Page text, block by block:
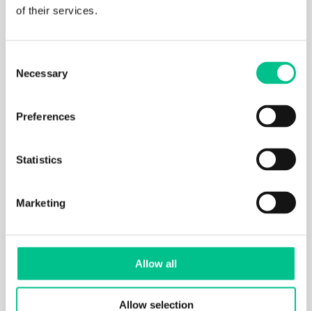
of their services.
Selection
Necessary
Preferences
Statistics
Marketing
Allow all
Allow selection
Dark web monitoring
Customer Success Manager
werkzaamheden zijn inbegrepen.
NIS2 Supply Chain 20